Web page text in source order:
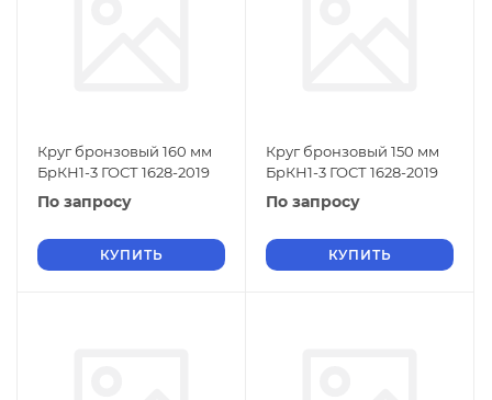
Круг бронзовый 160 мм
БрКН1-3 ГОСТ 1628-2019
По запросу
КУПИТЬ
Круг бронзовый 150 мм
БрКН1-3 ГОСТ 1628-2019
По запросу
КУПИТЬ